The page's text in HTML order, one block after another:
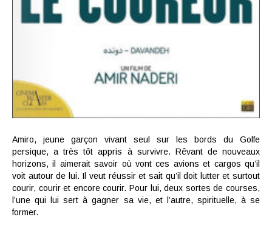
Amiro, jeune garçon vivant seul sur les bords du Golfe
persique, a très tôt appris à survivre. Rêvant de nouveaux
horizons, il aimerait savoir où vont ces avions et cargos qu’il
voit autour de lui. Il veut réussir et sait qu’il doit lutter et surtout
courir, courir et encore courir. Pour lui, deux sortes de courses,
l’une qui lui sert à gagner sa vie, et l’autre, spirituelle, à se
former.